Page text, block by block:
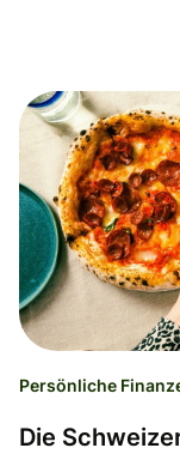
Persönliche
Die